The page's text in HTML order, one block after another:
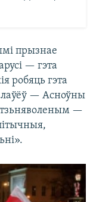
прызнае
— гэта
робяць гэта
— Асноўны
—